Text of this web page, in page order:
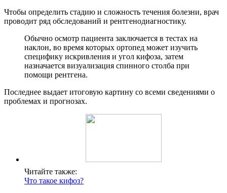
Чтобы определить стадию и сложность течения болезни, врач
проводит ряд обследований и рентгенодиагностику.
Обычно осмотр пациента заключается в тестах на
наклон, во время которых ортопед может изучить
специфику искривления и угол кифоза, затем
назначается визуализация спинного столба при
помощи рентгена.
Последнее выдает итоговую картину со всеми сведениями о
проблемах и прогнозах.
Читайте также:
Что такое кифоз?